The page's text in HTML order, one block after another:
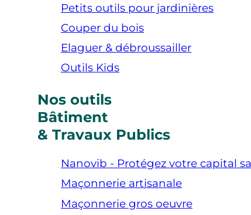
Petits outils pour jardinières
Couper du bois
Elaguer & débroussailler
Outils Kids
Nos outils
Bâtiment
& Travaux Publics
Nanovib - Protégez votre capital
Maçonnerie artisanale
Maçonnerie gros oeuvre